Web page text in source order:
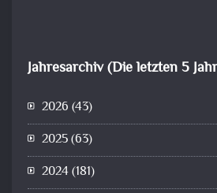
Jahresarchiv (Die letzten 5
2026 (43)
2025(63)
2024(181)